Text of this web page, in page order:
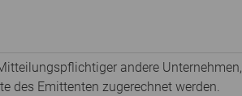
andere Unternehmen,
des Emittenten zugerechnet werden.